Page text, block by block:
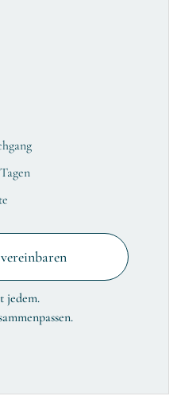
jedem.